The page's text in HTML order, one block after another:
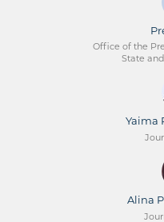
Office of the
State
Yaima
Alina